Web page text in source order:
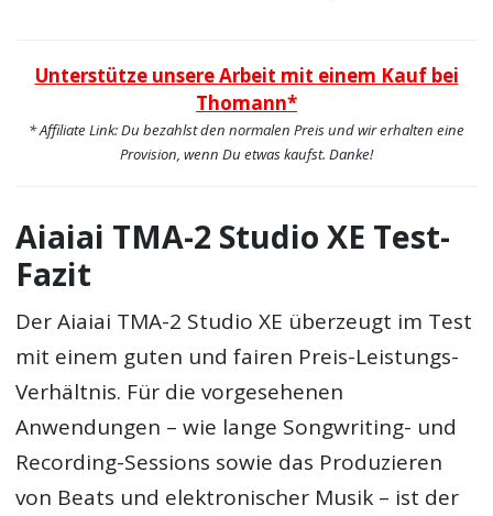
Unterstütze unsere Arbeit mit einem Kauf bei
Thomann*
* Affiliate Link: Du bezahlst den normalen Preis und wir erhalten eine
Provision, wenn Du etwas kaufst. Danke!
Aiaiai TMA-2 Studio XE Test-
Fazit
Der Aiaiai TMA-2 Studio XE überzeugt im Test
mit einem guten und fairen Preis-Leistungs-
Verhältnis. Für die vorgesehenen
Anwendungen – wie lange Songwriting- und
Recording-Sessions sowie das Produzieren
von Beats und elektronischer Musik – ist der